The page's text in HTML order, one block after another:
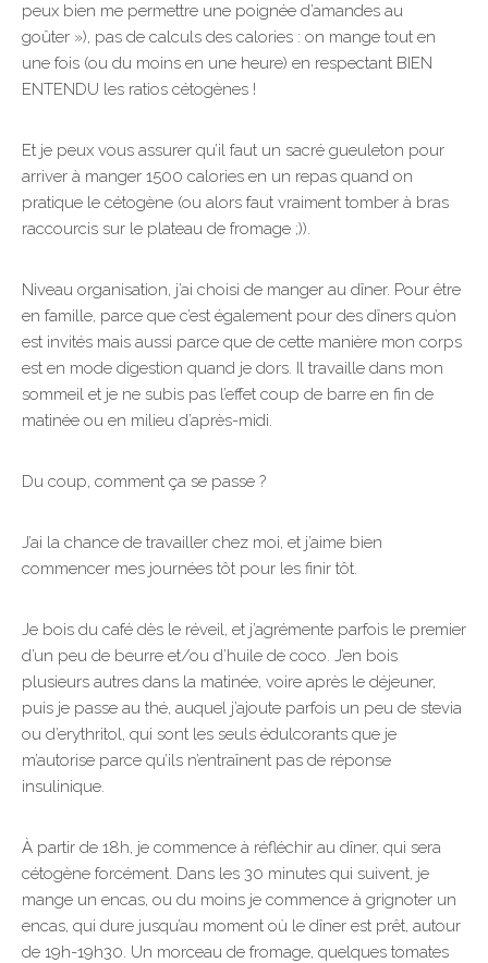
peux bien me permettre une poignée d’amandes au
goûter »), pas de calculs des calories : on mange tout en
une fois (ou du moins en une heure) en respectant BIEN
ENTENDU les ratios cétogènes !
Et je peux vous assurer qu’il faut un sacré gueuleton pour
arriver à manger 1500 calories en un repas quand on
pratique le cétogène (ou alors faut vraiment tomber à bras
raccourcis sur le plateau de fromage ;)).
Niveau organisation, j’ai choisi de manger au dîner. Pour être
en famille, parce que c’est également pour des dîners qu’on
est invités mais aussi parce que de cette manière mon corps
est en mode digestion quand je dors. Il travaille dans mon
sommeil et je ne subis pas l’effet coup de barre en fin de
matinée ou en milieu d’après-midi.
Du coup, comment ça se passe ?
J’ai la chance de travailler chez moi, et j’aime bien
commencer mes journées tôt pour les finir tôt.
Je bois du café dès le réveil, et j’agrémente parfois le premier
d’un peu de beurre et/ou d’huile de coco. J’en bois
plusieurs autres dans la matinée, voire après le déjeuner,
puis je passe au thé, auquel j’ajoute parfois un peu de stevia
ou d’erythritol, qui sont les seuls édulcorants que je
m’autorise parce qu’ils n’entraînent pas de réponse
insulinique.
À partir de 18h, je commence à réfléchir au dîner, qui sera
cétogène forcément. Dans les 30 minutes qui suivent, je
mange un encas, ou du moins je commence à grignoter un
encas, qui dure jusqu’au moment où le dîner est prêt, autour
de 19h-19h30. Un morceau de fromage, quelques tomates